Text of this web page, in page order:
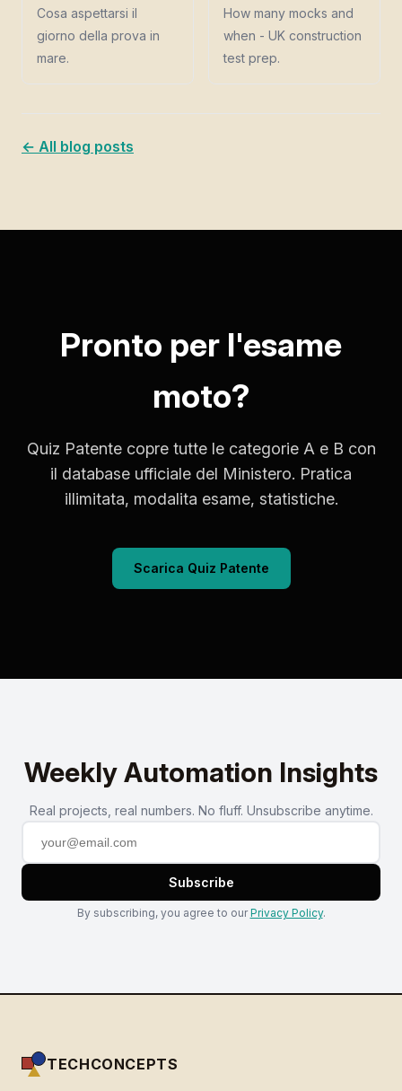
Cosa aspettarsi il
giorno della prova in
mare.
How many mocks and
when - UK construction
test prep.
← All blog posts
Pronto per l'esame
moto?
Quiz Patente copre tutte le categorie A e B con
il database ufficiale del Ministero. Pratica
illimitata, modalita esame, statistiche.
Scarica Quiz Patente
Weekly Automation Insights
Real projects, real numbers. No fluff. Unsubscribe anytime.
Subscribe
By subscribing, you agree to ourPrivacy Policy.
TECHCONCEPTS